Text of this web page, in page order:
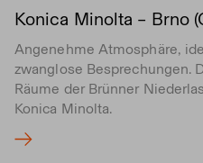
Konica Minolta – Brno
Angenehme Atmosphäre,
zwanglose Besprechungen.
Räume der Brünner
Konica Minolta.